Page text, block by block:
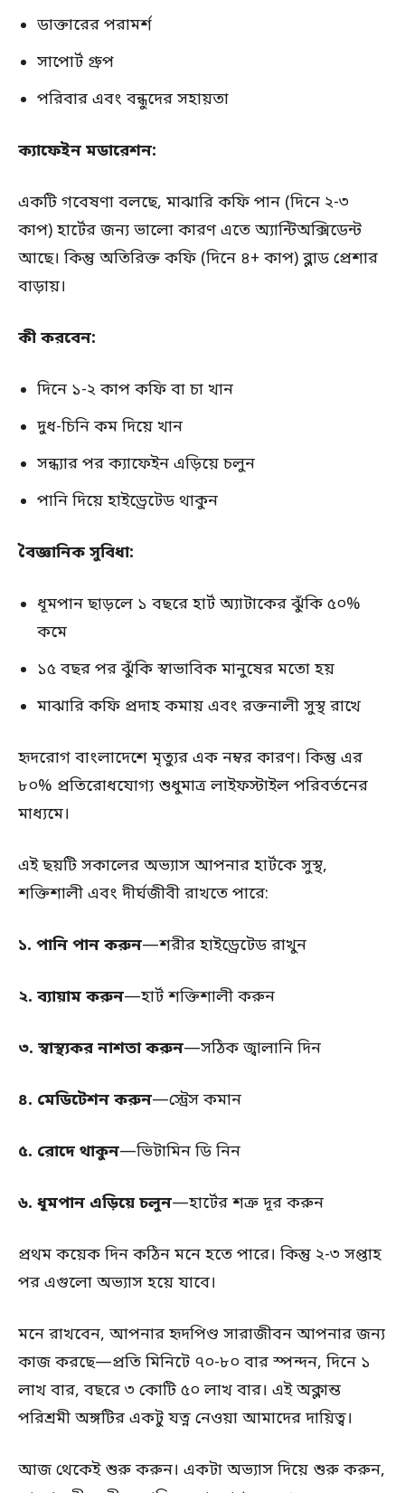
ডাক্তারের পরামর্শ
সাপোর্ট গ্রুপ
পরিবার এবং বন্ধুদের সহায়তা
ক্যাফেইন মডারেশন:
একটি গবেষণা বলছে, মাঝারি কফি পান (দিনে ২-৩
কাপ) হার্টের জন্য ভালো কারণ এতে অ্যান্টিঅক্সিডেন্ট
আছে। কিন্তু অতিরিক্ত কফি (দিনে ৪+ কাপ) ব্লাড প্রেশার
বাড়ায়।
কী করবেন:
দিনে ১-২ কাপ কফি বা চা খান
দুধ-চিনি কম দিয়ে খান
সন্ধ্যার পর ক্যাফেইন এড়িয়ে চলুন
পানি দিয়ে হাইড্রেটেড থাকুন
বৈজ্ঞানিক সুবিধা:
ধূমপান ছাড়লে ১ বছরে হার্ট অ্যাটাকের ঝুঁকি ৫০%
কমে
১৫ বছর পর ঝুঁকি স্বাভাবিক মানুষের মতো হয়
মাঝারি কফি প্রদাহ কমায় এবং রক্তনালী সুস্থ রাখে
হৃদরোগ বাংলাদেশে মৃত্যুর এক নম্বর কারণ। কিন্তু এর
৮০% প্রতিরোধযোগ্য শুধুমাত্র লাইফস্টাইল পরিবর্তনের
মাধ্যমে।
এই ছয়টি সকালের অভ্যাস আপনার হার্টকে সুস্থ,
শক্তিশালী এবং দীর্ঘজীবী রাখতে পারে:
১. পানি পান করুন—শরীর হাইড্রেটেড রাখুন
২. ব্যায়াম করুন—হার্ট শক্তিশালী করুন
৩. স্বাস্থ্যকর নাশতা করুন—সঠিক জ্বালানি দিন
৪. মেডিটেশন করুন—স্ট্রেস কমান
৫. রোদে থাকুন—ভিটামিন ডি নিন
৬. ধূমপান এড়িয়ে চলুন—হার্টের শত্রু দূর করুন
প্রথম কয়েক দিন কঠিন মনে হতে পারে। কিন্তু ২-৩ সপ্তাহ
পর এগুলো অভ্যাস হয়ে যাবে।
মনে রাখবেন, আপনার হৃদপিণ্ড সারাজীবন আপনার জন্য
কাজ করছে—প্রতি মিনিটে ৭০-৮০ বার স্পন্দন, দিনে ১
লাখ বার, বছরে ৩ কোটি ৫০ লাখ বার। এই অক্লান্ত
পরিশ্রমী অঙ্গটির একটু যত্ন নেওয়া আমাদের দায়িত্ব।
আজ থেকেই শুরু করুন। একটা অভ্যাস দিয়ে শুরু করুন,